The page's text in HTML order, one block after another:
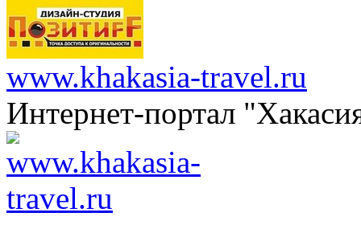
www.khakasia-travel.ru
Интернет-портал